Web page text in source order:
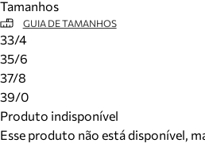
Tamanhos
GUIA DE TAMANHOS
33/4
35/6
37/8
39/0
Produto indisponível
Esse produto não está disponível,